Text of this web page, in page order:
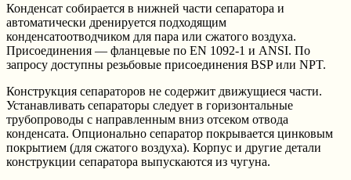
Конденсат собирается в нижней части сепаратора и
автоматически дренируется подходящим
конденсатоотводчиком для пара или сжатого воздуха.
Присоединения — фланцевые по EN 1092-1 и ANSI. По
запросу доступны резьбовые присоединения BSP или NPT.
Конструкция сепараторов не содержит движущиеся части.
Устанавливать сепараторы следует в горизонтальные
трубопроводы с направленным вниз отсеком отвода
конденсата. Опционально сепаратор покрывается цинковым
покрытием (для сжатого воздуха). Корпус и другие детали
конструкции сепаратора выпускаются из чугуна.